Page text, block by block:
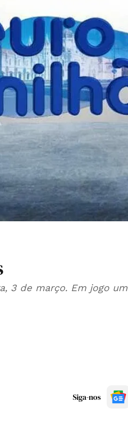
3 de março. Em jogo um
Siga-nos